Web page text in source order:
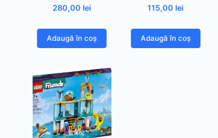
280,00 lei
Adaugă în coș
115,00 lei
Adaugă în coș